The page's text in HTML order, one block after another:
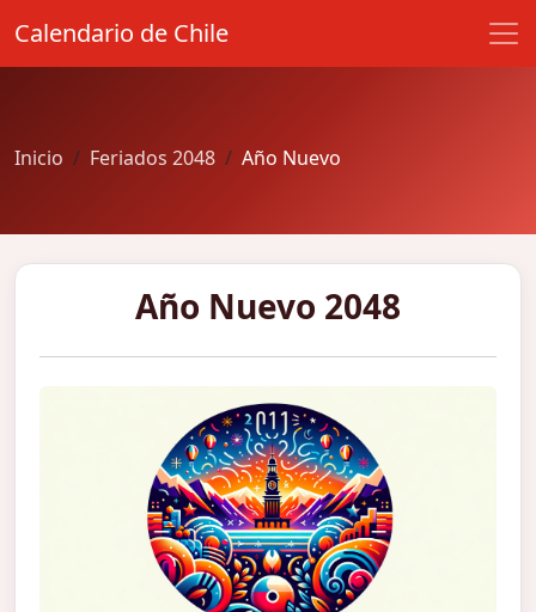
Calendario de Chile
Inicio Feriados 2048 Año Nuevo
Año Nuevo 2048